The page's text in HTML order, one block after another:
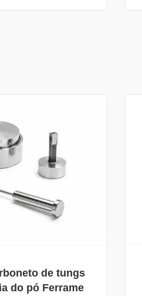
de tungs
do pó Ferrame